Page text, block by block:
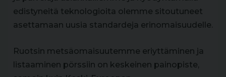
edistyneitä teknologioita olemme sitoutuneet
asettamaan uusia standardeja erinomaisuudelle.
Ruotsin metsäomaisuutemme eriyttäminen ja
listaaminen pörssiin on keskeinen painopiste,